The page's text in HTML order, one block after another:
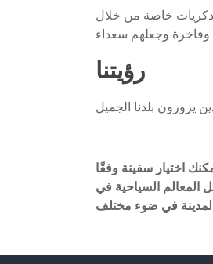
ذكريات خاصة من خلال
وجعلهم سعداء
رؤيتنا
اختيار سفينة وفقًا
المعالم السياحية في